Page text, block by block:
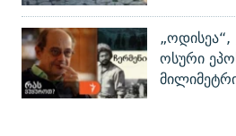
ოსური